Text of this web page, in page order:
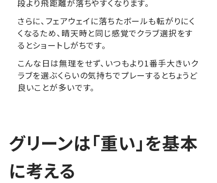
段より飛距離が落ちやすくなります。
さらに、フェアウェイに落ちたボールも転がりにく
くなるため、晴天時と同じ感覚でクラブ選択をす
るとショートしがちです。
こんな日は無理をせず、いつもより1番手大きいク
ラブを選ぶくらいの気持ちでプレーするとちょうど
良いことが多いです。
グリーンは「重い」を基本
に考える